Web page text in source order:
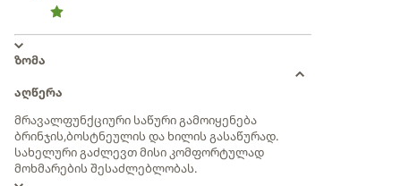
ზომა
აღწერა
მრავალფუნქციური საწური გამოიყენება
ბრინჯის,ბოსტნეულის და ხილის გასაწურად.
სახელური გაძლევთ მისი კომფორტულად
მოხმარების შესაძლებლობას.